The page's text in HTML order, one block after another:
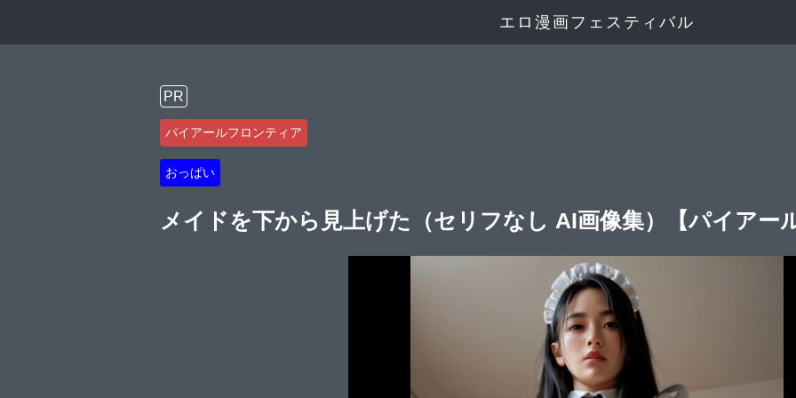
エロ漫画フェスティバル
PR
パイアールフロンティア
おっぱい
メイドを下から見上げた（セリフなし AI画像集）【パイアー